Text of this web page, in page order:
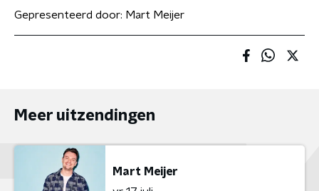
Gepresenteerd door: Mart Meijer
Meer uitzendingen
Mart Meijer